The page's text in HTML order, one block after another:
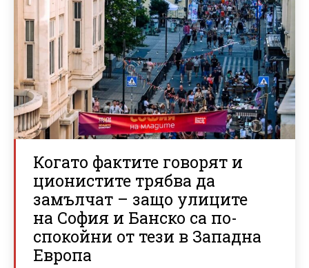
Когато фактите говорят и
ционистите трябва да
замълчат – защо улиците
на София и Банско са по-
спокойни от тези в Западна
Европа